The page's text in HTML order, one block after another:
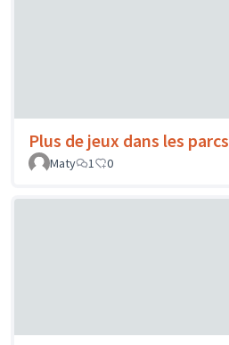
Plus de jeux dans les parcs
Maty
1 0